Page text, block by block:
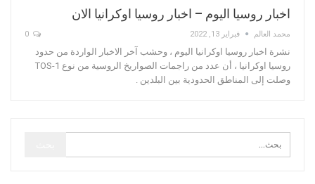
اخبار روسيا اليوم – اخبار روسيا اوكرانيا الان
محمد العالم فبراير 13, 2022
نشرة اخبار روسيا اوكرانيا اليوم ، وحشب آخر الاخبار الواردة من حدود
روسيا اوكرانيا ، أن عدد من راجمات الصواريخ الروسية من نوع TOS-1
وصلت إلى المناطق الحدودية بين البلدين .